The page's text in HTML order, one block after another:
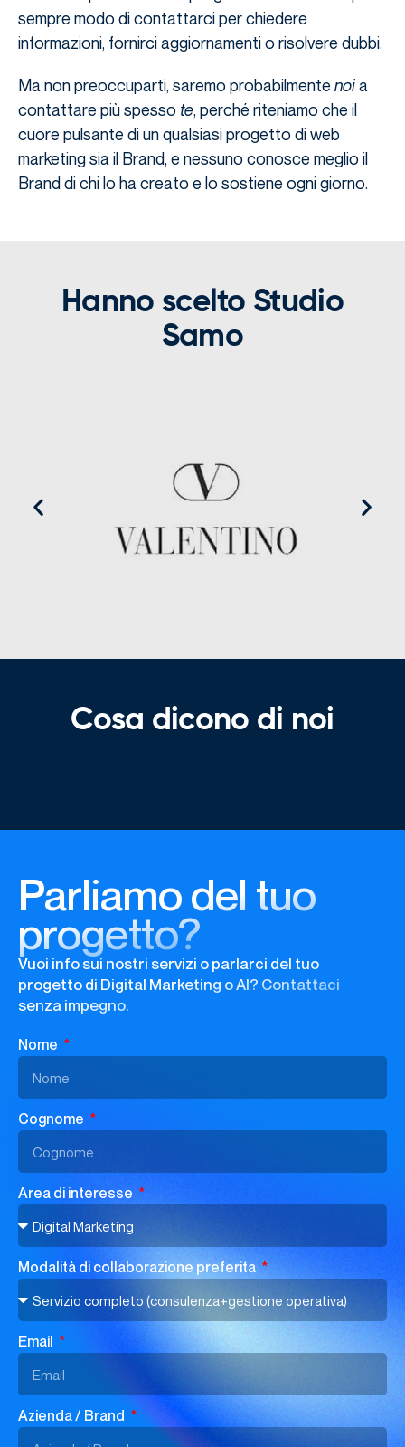
sempre modo di contattarci per chiedere
informazioni, fornirci aggiornamenti o risolvere dubbi.
Ma non preoccuparti, saremo probabilmente noia
contattare più spesso te, perché riteniamo che il
cuore pulsante di un qualsiasi progetto di web
marketing sia il Brand, e nessuno conosce meglio il
Brand di chi lo ha creato e lo sostiene ogni giorno.
Hanno scelto Studio
Samo
Cosa dicono di noi
Parliamo del tuo
progetto?
Vuoi info sui nostri servizi o parlarci del tuo
progetto di Digital Marketing o AI? Contattaci
senza impegno.
Nome
Cognome
Area di interesse
Modalità di collaborazione preferita
Email
Azienda / Brand